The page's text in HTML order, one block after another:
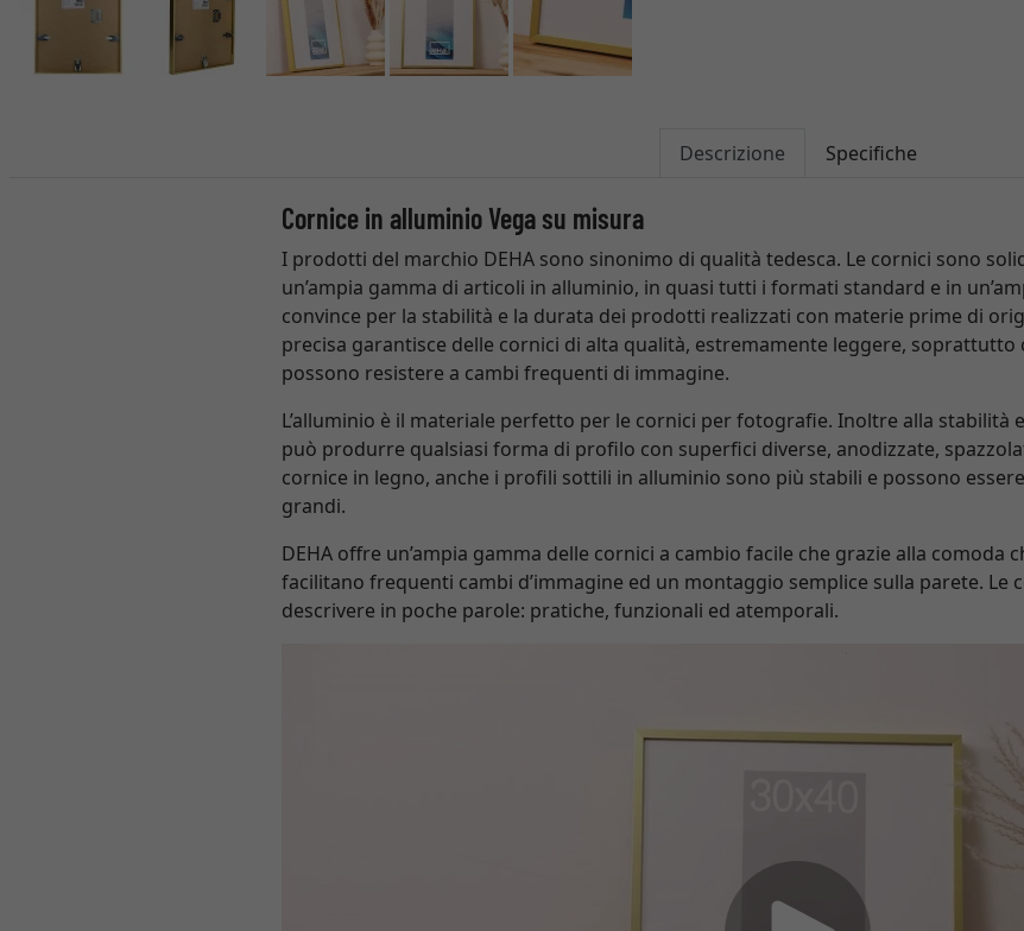
Descrizione Specifiche
Cornice in alluminio Vega su misura
I prodotti del marchio DEHA sono sinonimo di qualità tedesca. Le cornici sono
un’ampia gamma di articoli in alluminio, in quasi tutti i formati standard e in
convince per la stabilità e la durata dei prodotti realizzati con materie prime di
precisa garantisce delle cornici di alta qualità, estremamente leggere, soprattutto
possono resistere a cambi frequenti di immagine.
L’alluminio è il materiale perfetto per le cornici per fotografie. Inoltre alla stabilità
può produrre qualsiasi forma di profilo con superfici diverse, anodizzate,
cornice in legno, anche i profili sottili in alluminio sono più stabili e possono
grandi.
DEHA offre un’ampia gamma delle cornici a cambio facile che grazie alla comoda
facilitano frequenti cambi d’immagine ed un montaggio semplice sulla parete. Le
descrivere in poche parole: pratiche, funzionali ed atemporali.